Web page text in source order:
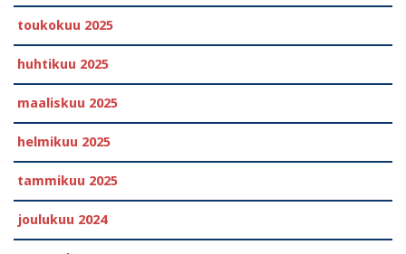
toukokuu 2025
huhtikuu 2025
maaliskuu 2025
helmikuu 2025
tammikuu 2025
joulukuu 2024